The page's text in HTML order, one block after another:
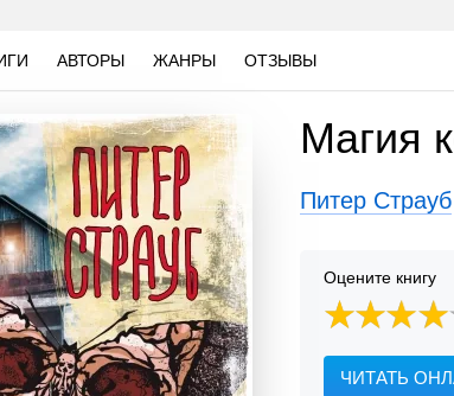
АВТОРЫ ЖАНРЫ ОТЗЫВЫ
Магия
Питер Страуб
Оцените книгу
ЧИТАТЬ